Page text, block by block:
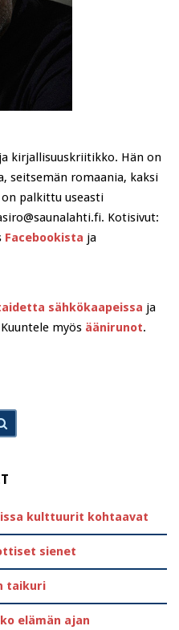
kirjallisuuskriitikko. Hän on
seitsemän romaania, kaksi
palkittu useasti
Kotisivut:
Facebookista ja
sähkökaapeissa ja
myös äänirunot.
kulttuurit kohtaavat
sienet
taikuri
elämän ajan